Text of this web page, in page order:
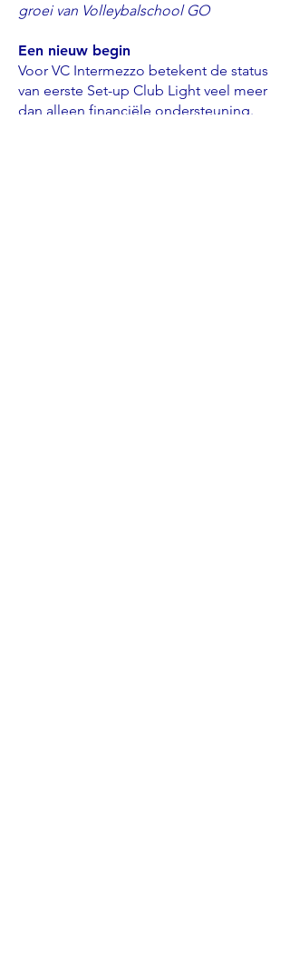
groei van Volleybalschool GO
Een nieuw begin
Voor VC Intermezzo betekent de status
van eerste Set-up Club Light veel meer
dan alleen financiële ondersteuning.